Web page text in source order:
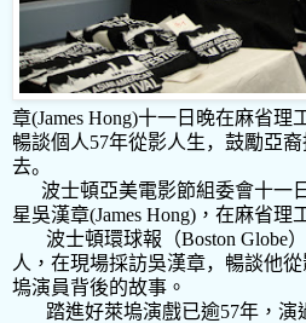
章(James Hong)十一日晚在麻省理
暢談個人57年從影人生，鼓勵亞
去。
波士頓亞美電影節組委會十一
星吳漢章(James Hong) ， 在麻省理
波士頓環球報（Boston Globe
人 ，在現場採訪吳漢章， 暢談他從
塢演員背後的故事 。
踏進好萊塢演戲已逾57年，演